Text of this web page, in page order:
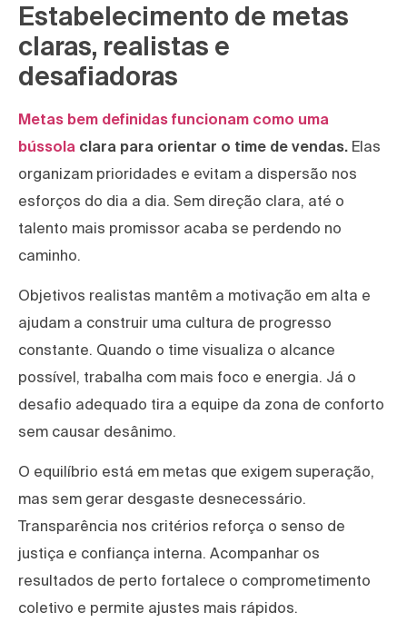
Estabelecimento de metas
claras, realistas e
desafiadoras
Metas bem definidas funcionam como uma
bússola clara para orientar o time de vendas. Elas
organizam prioridades e evitam a dispersão nos
esforços do dia a dia. Sem direção clara, até o
talento mais promissor acaba se perdendo no
caminho.
Objetivos realistas mantêm a motivação em alta e
ajudam a construir uma cultura de progresso
constante. Quando o time visualiza o alcance
possível, trabalha com mais foco e energia. Já o
desafio adequado tira a equipe da zona de conforto
sem causar desânimo.
O equilíbrio está em metas que exigem superação,
mas sem gerar desgaste desnecessário.
Transparência nos critérios reforça o senso de
justiça e confiança interna. Acompanhar os
resultados de perto fortalece o comprometimento
coletivo e permite ajustes mais rápidos.